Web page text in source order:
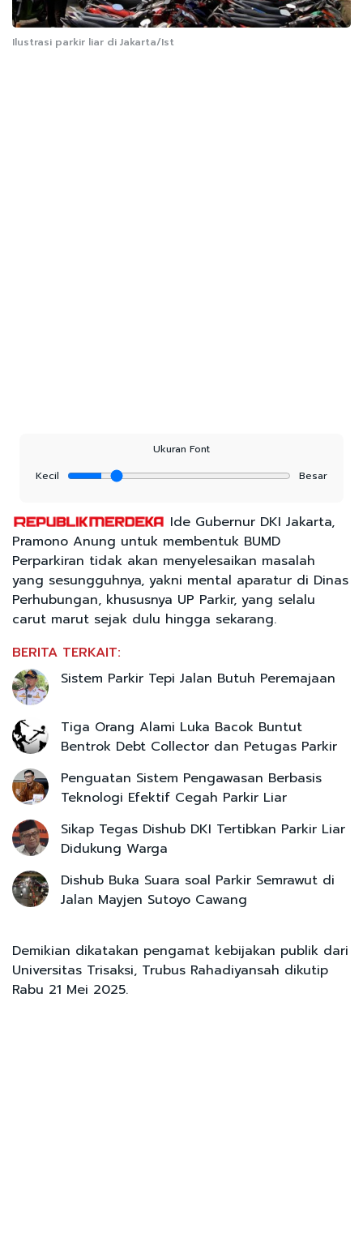
Ilustrasi parkir liar di Jakarta/Ist
Ukuran Font
Kecil
Besar
Ide Gubernur DKI Jakarta,
Pramono Anung untuk membentuk BUMD
Perparkiran tidak akan menyelesaikan masalah
yang sesungguhnya, yakni mental aparatur di Dinas
Perhubungan, khususnya UP Parkir, yang selalu
carut marut sejak dulu hingga sekarang.
BERITA TERKAIT:
Sistem Parkir Tepi Jalan Butuh Peremajaan
Tiga Orang Alami Luka Bacok Buntut
Bentrok Debt Collector dan Petugas Parkir
Penguatan Sistem Pengawasan Berbasis
Teknologi Efektif Cegah Parkir Liar
Sikap Tegas Dishub DKI Tertibkan Parkir Liar
Didukung Warga
Dishub Buka Suara soal Parkir Semrawut di
Jalan Mayjen Sutoyo Cawang
Demikian dikatakan pengamat kebijakan publik dari
Universitas Trisaksi, Trubus Rahadiyansah dikutip
Rabu 21 Mei 2025.